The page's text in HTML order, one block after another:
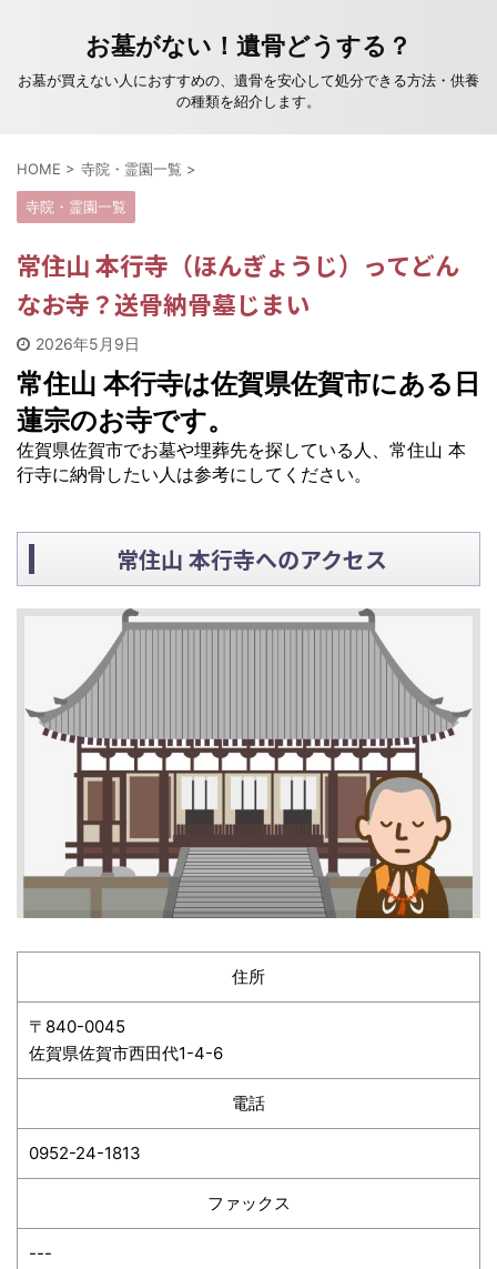
お墓がない！遺骨どうする？
お墓が買えない人におすすめの、遺骨を安心して処分できる方法・供養
の種類を紹介します。
HOME > 寺院・霊園一覧 >
寺院・霊園一覧
常住山 本行寺（ほんぎょうじ）ってどん
なお寺？送骨納骨墓じまい
2026年5月9日
常住山 本行寺は佐賀県佐賀市にある日
蓮宗のお寺です。
佐賀県佐賀市でお墓や埋葬先を探している人、常住山 本
行寺に納骨したい人は参考にしてください。
常住山 本行寺へのアクセス
住所
〒840-0045
佐賀県佐賀市西田代1-4-6
電話
0952-24-1813
ファックス
---